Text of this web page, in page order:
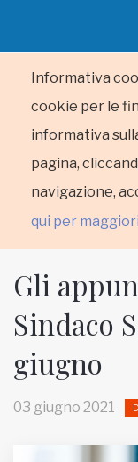
Informativa
cookie per le
informativa
pagina,
navigazione,
qui per
HOME
Gli
Sindaco
giugno
03 giugno 2021